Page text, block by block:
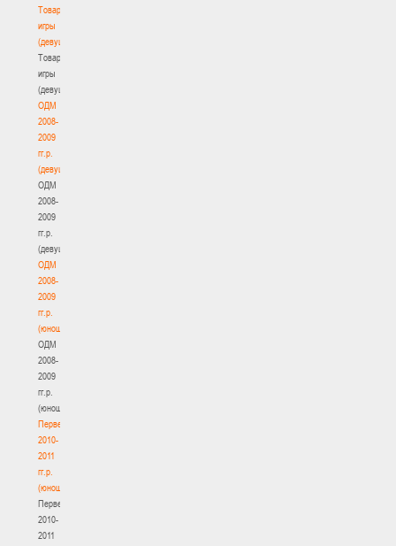
Товарищеские
игры
(девушки)
Товарищеские
игры
(девушки)
ОДМ
2008-
2009
гг.р.
(девушки)
ОДМ
2008-
2009
гг.р.
(девушки)
ОДМ
2008-
2009
гг.р.
(юноши)
ОДМ
2008-
2009
гг.р.
(юноши)
Первенство
2010-
2011
гг.р.
(юноши)
Первенство
2010-
2011